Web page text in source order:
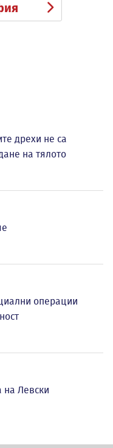
дрехи не са
на тялото
операции
на Левски